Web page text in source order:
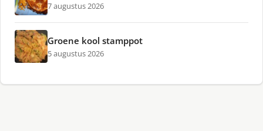
7 augustus 2026
Groene kool stamppot
5 augustus 2026